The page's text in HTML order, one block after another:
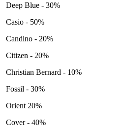
Deep Blue - 30%
Casio - 50%
Candino - 20%
Citizen - 20%
Christian Bernard - 10%
Fossil - 30%
Orient 20%
Cover - 40%